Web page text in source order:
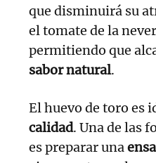
que disminuirá su
el tomate de la
permitiendo que
sabor natural.
El huevo de toro es
calidad. Una de las
es preparar una